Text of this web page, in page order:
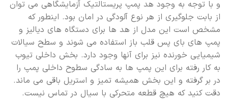
و با توجه به وجود هد پمپ پریستالتیک آزمایشگاهی می توان
از بابت جلوگیری از هر نوع آلودگی در امان بود. اینطور که
مشخص است این مدل از هد ها برای دستگاه های دیالیز و
پمپ های بای پس قلب باز استفاده می شوند و سطح سیالات
شیمیایی خورنده نیز برای آنها وجود دارد. بخش داخلی تیوب
به کار رفته برای این پمپ ها به سادگی سطوح داخلی پمپ را
در بر گرفته و این بخش همیشه تمیز و استریل باقی می ماند.
دقت کنید که هیچ قطعه متحرکی با سیال در تماس نیست.